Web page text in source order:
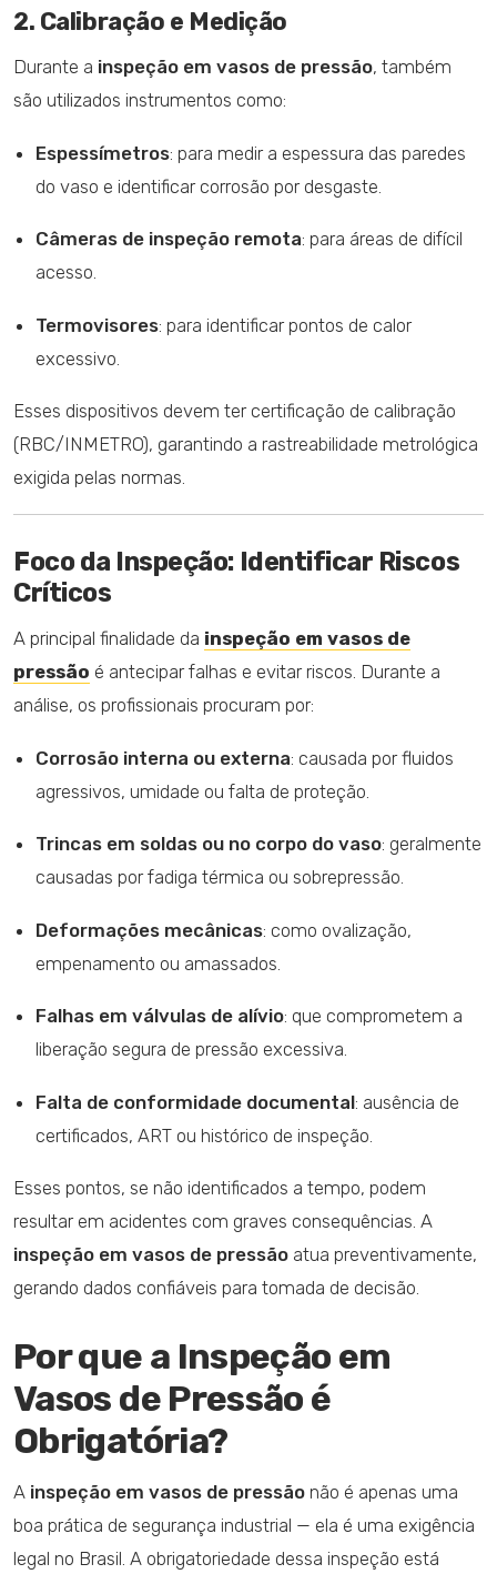
2. Calibração e Medição
Durante a inspeção em vasos de pressão, também
são utilizados instrumentos como:
Espessímetros: para medir a espessura das paredes
do vaso e identificar corrosão por desgaste.
Câmeras de inspeção remota: para áreas de difícil
acesso.
Termovisores: para identificar pontos de calor
excessivo.
Esses dispositivos devem ter certificação de calibração
(RBC/INMETRO), garantindo a rastreabilidade metrológica
exigida pelas normas.
Foco da Inspeção: Identificar Riscos
Críticos
A principal finalidade da inspeção em vasos de
pressão é antecipar falhas e evitar riscos. Durante a
análise, os profissionais procuram por:
Corrosão interna ou externa: causada por fluidos
agressivos, umidade ou falta de proteção.
Trincas em soldas ou no corpo do vaso: geralmente
causadas por fadiga térmica ou sobrepressão.
Deformações mecânicas: como ovalização,
empenamento ou amassados.
Falhas em válvulas de alívio: que comprometem a
liberação segura de pressão excessiva.
Falta de conformidade documental: ausência de
certificados, ART ou histórico de inspeção.
Esses pontos, se não identificados a tempo, podem
resultar em acidentes com graves consequências. A
inspeção em vasos de pressão atua preventivamente,
gerando dados confiáveis para tomada de decisão.
Por que a Inspeção em
Vasos de Pressão é
Obrigatória?
A inspeção em vasos de pressão não é apenas uma
boa prática de segurança industrial — ela é uma exigência
legal no Brasil. A obrigatoriedade dessa inspeção está